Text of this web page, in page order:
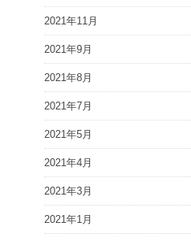
2021年11月
2021年9月
2021年8月
2021年7月
2021年5月
2021年4月
2021年3月
2021年1月